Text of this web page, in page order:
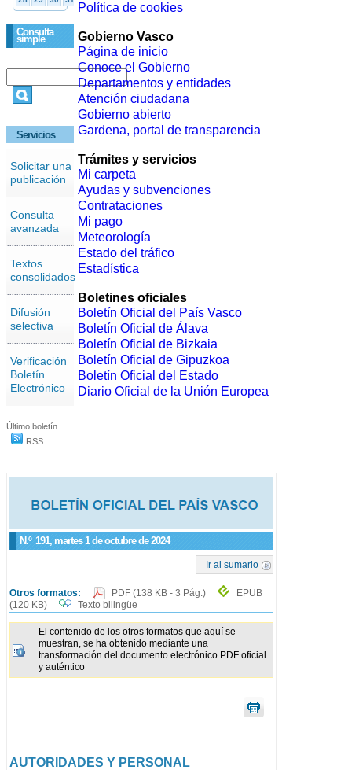
Consulta
simple
Servicios
Solicitar una
publicación
Consulta
avanzada
Textos
consolidados
Difusión
selectiva
Verificación
Boletín
Electrónico
Último boletín
RSS
N.º 191, martes 1 de octubre de 2024
Ir al sumario
Otros formatos: PDF (138 KB - 3 Pág.)
EPUB
(120 KB)
Texto bilingüe
El contenido de los otros formatos que aquí se
muestran, se ha obtenido mediante una
transformación del documento electrónico PDF oficial
y auténtico
AUTORIDADES Y PERSONAL
Política de cookies
Gobierno Vasco
Página de inicio
Conoce el Gobierno
Departamentos y entidades
Atención ciudadana
Gobierno abierto
Gardena, portal de transparencia
Trámites y servicios
Mi carpeta
Ayudas y subvenciones
Contrataciones
Mi pago
Meteorología
Estado del tráfico
Estadística
Boletines oficiales
Boletín Oficial del País Vasco
Boletín Oficial de Álava
Boletín Oficial de Bizkaia
Boletín Oficial de Gipuzkoa
Boletín Oficial del Estado
Diario Oficial de la Unión Europea